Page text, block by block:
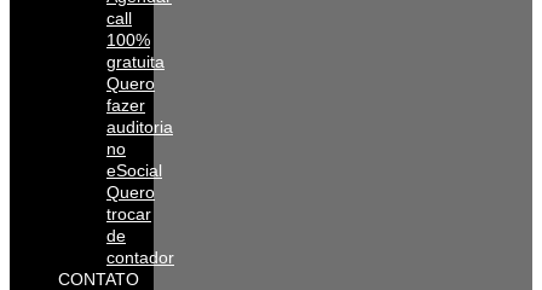
call
100%
gratuita
Quero
fazer
auditoria
no
eSocial
Quero
trocar
de
contador
CONTATO